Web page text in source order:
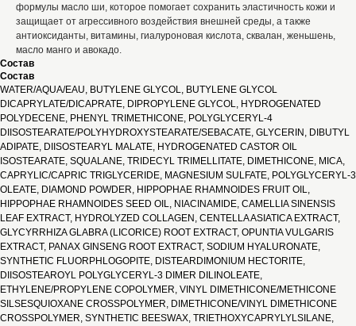
формулы масло ши, которое помогает сохранить эластичность кожи и
защищает от агрессивного воздействия внешней среды, а также
антиоксиданты, витамины, гиалуроновая кислота, сквалан, женьшень,
масло манго и авокадо.
Состав
Состав
WATER/AQUA/EAU, BUTYLENE GLYCOL, BUTYLENE GLYCOL
DICAPRYLATE/DICAPRATE, DIPROPYLENE GLYCOL, HYDROGENATED
POLYDECENE, PHENYL TRIMETHICONE, POLYGLYCERYL-4
DIISOSTEARATE/POLYHYDROXYSTEARATE/SEBACATE, GLYCERIN, DIBUTYL
ADIPATE, DIISOSTEARYL MALATE, HYDROGENATED CASTOR OIL
ISOSTEARATE, SQUALANE, TRIDECYL TRIMELLITATE, DIMETHICONE, MICA,
CAPRYLIC/CAPRIC TRIGLYCERIDE, MAGNESIUM SULFATE, POLYGLYCERYL-3
OLEATE, DIAMOND POWDER, HIPPOPHAE RHAMNOIDES FRUIT OIL,
HIPPOPHAE RHAMNOIDES SEED OIL, NIACINAMIDE, CAMELLIA SINENSIS
LEAF EXTRACT, HYDROLYZED COLLAGEN, CENTELLA ASIATICA EXTRACT,
GLYCYRRHIZA GLABRA (LICORICE) ROOT EXTRACT, OPUNTIA VULGARIS
EXTRACT, PANAX GINSENG ROOT EXTRACT, SODIUM HYALURONATE,
SYNTHETIC FLUORPHLOGOPITE, DISTEARDIMONIUM HECTORITE,
DIISOSTEAROYL POLYGLYCERYL-3 DIMER DILINOLEATE,
ETHYLENE/PROPYLENE COPOLYMER, VINYL DIMETHICONE/METHICONE
SILSESQUIOXANE CROSSPOLYMER, DIMETHICONE/VINYL DIMETHICONE
CROSSPOLYMER, SYNTHETIC BEESWAX, TRIETHOXYCAPRYLYLSILANE,